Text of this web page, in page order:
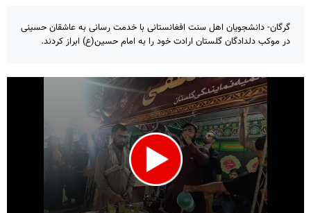
گرگان- دانشجویان اهل سنت افغانستانی با خدمت رسانی به عاشقان حسینی
در موکب دلدادگان گلستان ارادت خود را به امام حسین(ع) ابراز کردند.